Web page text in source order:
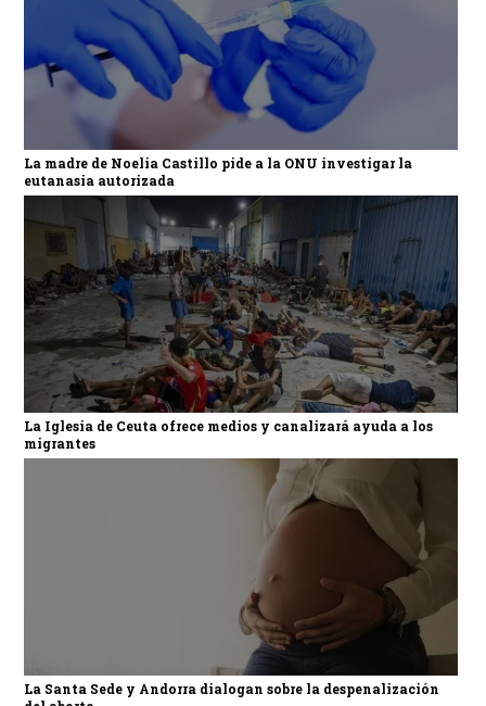
La madre de Noelia Castillo pide a la ONU investigar la
eutanasia autorizada
La Iglesia de Ceuta ofrece medios y canalizará ayuda a los
migrantes
La Santa Sede y Andorra dialogan sobre la despenalización